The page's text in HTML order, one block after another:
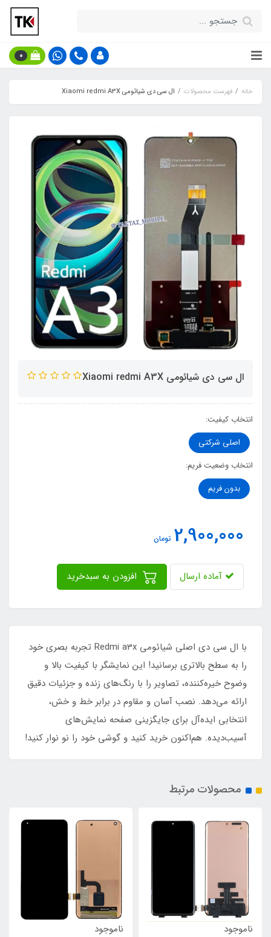
0
خانه فهرست محصولات ال سی دی شیائومی Xiaomi redmi A3X
ال سی دی شیائومی Xiaomi redmi A3X
انتخاب کیفیت:
اصلی شرکتی
انتخاب وضعیت فریم:
بدون فریم
2,900,000 تومان
آماده ارسال
با ال سی دی اصلی شیائومی Redmi a3x تجربه بصری خود
را به سطح بالاتری برسانید! این نمایشگر با کیفیت بالا و
وضوح خیره‌کننده، تصاویر را با رنگ‌های زنده و جزئیات دقیق
ارائه می‌دهد. نصب آسان و مقاوم در برابر خط و خش،
انتخابی ایده‌آل برای جایگزینی صفحه نمایش‌های
آسیب‌دیده. هم‌اکنون خرید کنید و گوشی خود را نو نوار کنید!
محصولات مرتبط
ناموجود ناموجود